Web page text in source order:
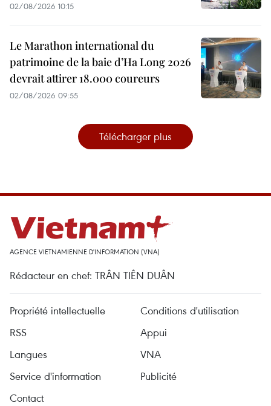
02/08/2026 10:15
Le Marathon international du
patrimoine de la baie d’Ha Long 2026
devrait attirer 18.000 coureurs
02/08/2026 09:55
Télécharger plus
AGENCE VIETNAMIENNE D'INFORMATION (VNA)
Rédacteur en chef: TRÂN TIÊN DUÂN
Propriété intellectuelle
Conditions d'utilisation
RSS
Appui
Langues
VNA
Service d'information
Publicité
Contact